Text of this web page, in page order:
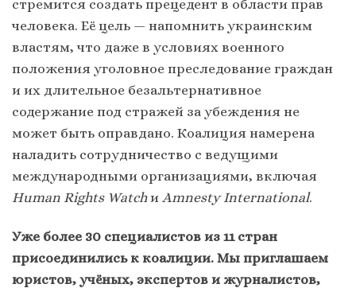
стремится создать прецедент в области прав
человека. Её цель — напомнить украинским
властям, что даже в условиях военного
положения уголовное преследование граждан
и их длительное безальтернативное
содержание под стражей за убеждения не
может быть оправдано. Коалиция намерена
наладить сотрудничество с ведущими
международными организациями, включая
Human Rights Watchи Amnesty International.
Уже более 30 специалистов из 11 стран
присоединились к коалиции. Мы приглашаем
юристов, учёных, экспертов и журналистов,